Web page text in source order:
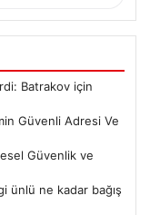
Batrakov için
Güvenli Adresi Ve
Güvenlik ve
ünlü ne kadar bağış